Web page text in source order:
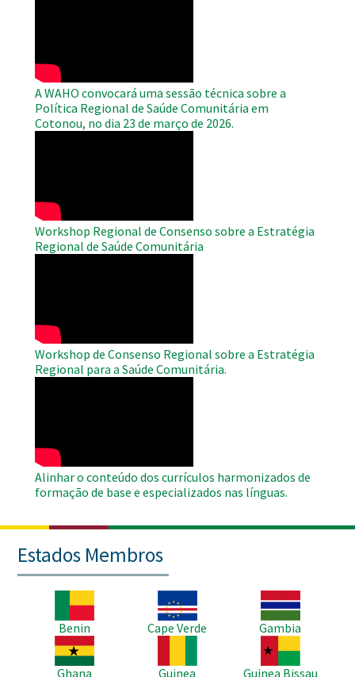
A WAHO convocará uma sessão técnica sobre a
Política Regional de Saúde Comunitária em
Cotonou, no dia 23 de março de 2026.
Workshop Regional de Consenso sobre a Estratégia
Regional de Saúde Comunitária
Workshop de Consenso Regional sobre a Estratégia
Regional para a Saúde Comunitária.
Alinhar o conteúdo dos currículos harmonizados de
formação de base e especializados nas línguas.
Estados Membros
Benin
Imagem
Cape Verde
Imagem
Gambia
Imagem
Ghana
Guinea
Imagem
Guinea Bissau